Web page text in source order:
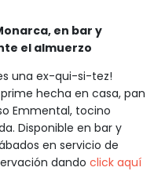
en bar y
el almuerzo
una ex-qui-si-tez!
hecha en casa, pan
Emmental, tocino
Disponible en bar y
en servicio de
dando click aquí